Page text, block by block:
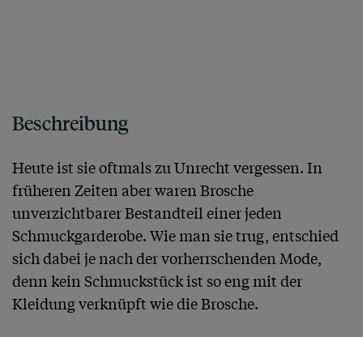
Beschreibung
Heute ist sie oftmals zu Unrecht vergessen. In
früheren Zeiten aber waren Brosche
unverzichtbarer Bestandteil einer jeden
Schmuckgarderobe. Wie man sie trug, entschied
sich dabei je nach der vorherrschenden Mode,
denn kein Schmuckstück ist so eng mit der
Kleidung verknüpft wie die Brosche.